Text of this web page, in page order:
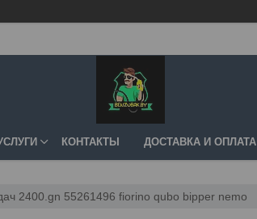
КОНТАКТЫ ДОСТАВКА И ОПЛАТА
2400.gn 55261496 fiorino qubo bipper nemo